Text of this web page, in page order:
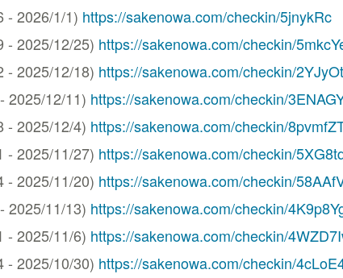
- 2026/1/1) https://sakenowa.com/checkin/5jnykRc
- 2025/12/25) https://sakenowa.com/checkin/
- 2025/12/18) https://sakenowa.com/checkin/
2025/12/11) https://sakenowa.com/checkin/
- 2025/12/4) https://sakenowa.com/checkin/
- 2025/11/27) https://sakenowa.com/checkin/
- 2025/11/20) https://sakenowa.com/checkin/
2025/11/13) https://sakenowa.com/checkin/
- 2025/11/6) https://sakenowa.com/checkin/
- 2025/10/30) https://sakenowa.com/checkin/